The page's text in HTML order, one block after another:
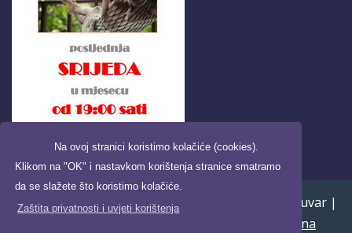
Na ovoj stranici koristimo kolačiće (cookies).
Klikom na "OK" i nastavkom korištenja stranice smatramo
da se slažete što koristimo kolačiće.
Zaštita privatnosti i uvjeti korištenja
Copyright ©2026. Pučka knjižnica i čitaonica Daruvar |
Digitalna